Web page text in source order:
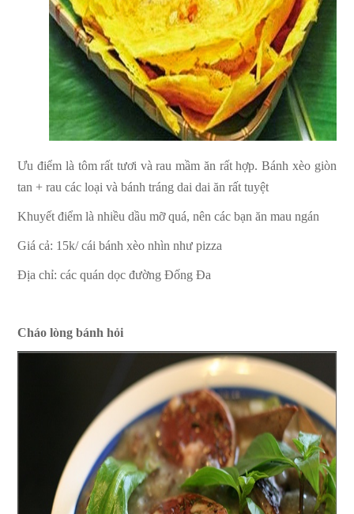
Ưu điểm là tôm rất tươi và rau mầm ăn rất hợp. Bánh xèo giòn
tan + rau các loại và bánh tráng dai dai ăn rất tuyệt
Khuyết điểm là nhiều dầu mỡ quá, nên các bạn ăn mau ngán
Giá cả: 15k/ cái bánh xèo nhìn như pizza
Địa chỉ: các quán dọc đường Đống Đa
Cháo lòng bánh hỏi